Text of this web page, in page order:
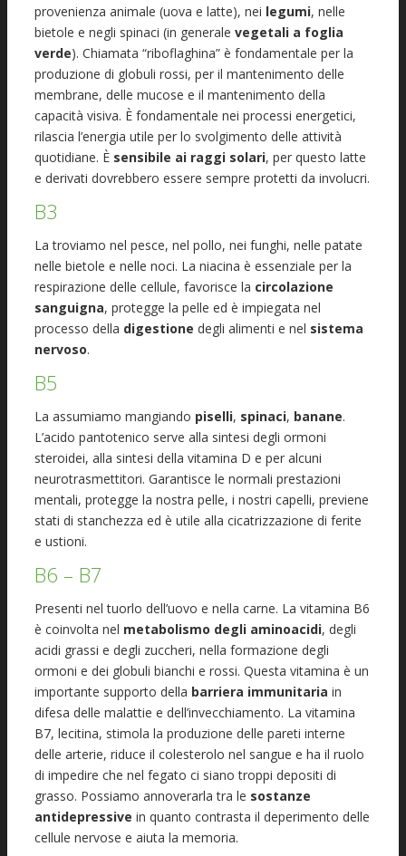
provenienza animale (uova e latte), nei legumi, nelle
bietole e negli spinaci (in generale vegetali a foglia
verde). Chiamata “riboflaghina” è fondamentale per la
produzione di globuli rossi, per il mantenimento delle
membrane, delle mucose e il mantenimento della
capacità visiva. È fondamentale nei processi energetici,
rilascia l’energia utile per lo svolgimento delle attività
quotidiane. È sensibile ai raggi solari, per questo latte
e derivati dovrebbero essere sempre protetti da involucri.
B3
La troviamo nel pesce, nel pollo, nei funghi, nelle patate
nelle bietole e nelle noci. La niacina è essenziale per la
respirazione delle cellule, favorisce la circolazione
sanguigna, protegge la pelle ed è impiegata nel
processo della digestione degli alimenti e nel sistema
nervoso.
B5
La assumiamo mangiando piselli, spinaci, banane.
L’acido pantotenico serve alla sintesi degli ormoni
steroidei, alla sintesi della vitamina D e per alcuni
neurotrasmettitori. Garantisce le normali prestazioni
mentali, protegge la nostra pelle, i nostri capelli, previene
stati di stanchezza ed è utile alla cicatrizzazione di ferite
e ustioni.
B6 – B7
Presenti nel tuorlo dell’uovo e nella carne. La vitamina B6
è coinvolta nel metabolismo degli aminoacidi, degli
acidi grassi e degli zuccheri, nella formazione degli
ormoni e dei globuli bianchi e rossi. Questa vitamina è un
importante supporto della barriera immunitaria in
difesa delle malattie e dell’invecchiamento. La vitamina
B7, lecitina, stimola la produzione delle pareti interne
delle arterie, riduce il colesterolo nel sangue e ha il ruolo
di impedire che nel fegato ci siano troppi depositi di
grasso. Possiamo annoverarla tra le sostanze
antidepressive in quanto contrasta il deperimento delle
cellule nervose e aiuta la memoria.